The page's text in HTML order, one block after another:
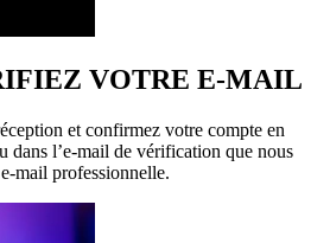
VOTRE E-MAIL
et confirmez votre compte en
dans l’e-mail de vérification que nous
mail professionnelle.